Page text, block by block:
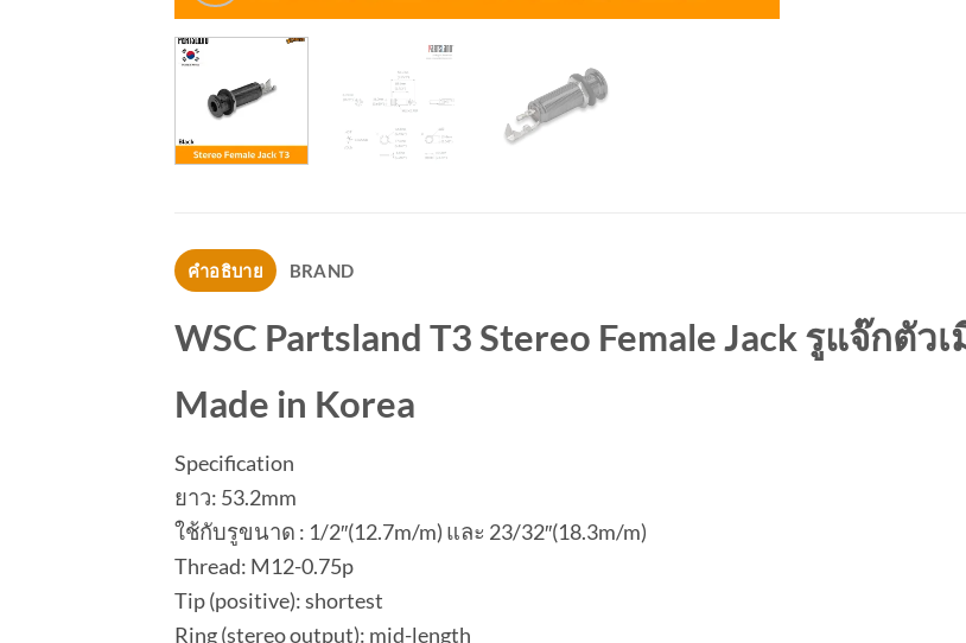
คำอธิบาย BRAND
WSC Partsland T3 Stereo Female Jack รูแจ๊กตั
Made in Korea
Specification
ยาว: 53.2mm
ใช้กับรูขนาด : 1/2″(12.7m/m) และ 23/32″(18.3m/m)
Thread: M12-0.75p
Tip (positive): shortest
Ring (stereo output): mid-length